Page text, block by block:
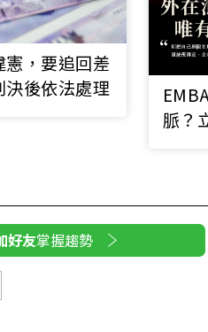
，要追回差
後依法處理
脈？
好友掌握趨勢